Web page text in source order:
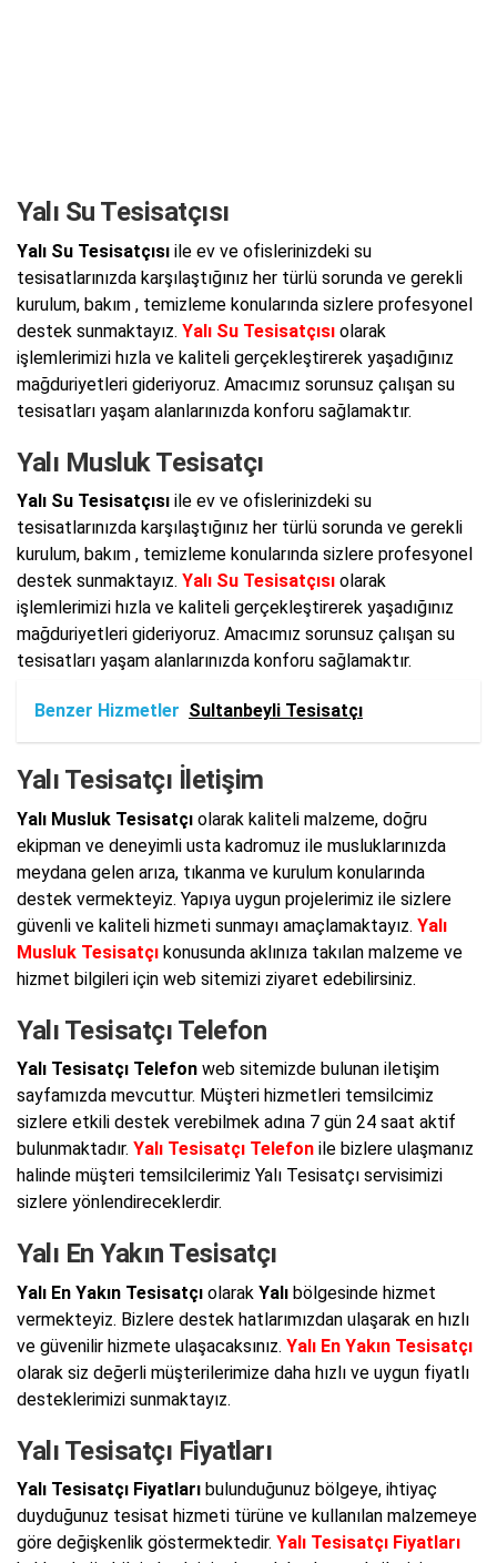
Yalı Su Tesisatçısı
Yalı Su Tesisatçısı ile ev ve ofislerinizdeki su
tesisatlarınızda karşılaştığınız her türlü sorunda ve gerekli
kurulum, bakım , temizleme konularında sizlere profesyonel
destek sunmaktayız. Yalı Su Tesisatçısı olarak
işlemlerimizi hızla ve kaliteli gerçekleştirerek yaşadığınız
mağduriyetleri gideriyoruz. Amacımız sorunsuz çalışan su
tesisatları yaşam alanlarınızda konforu sağlamaktır.
Yalı Musluk Tesisatçı
Yalı Su Tesisatçısı ile ev ve ofislerinizdeki su
tesisatlarınızda karşılaştığınız her türlü sorunda ve gerekli
kurulum, bakım , temizleme konularında sizlere profesyonel
destek sunmaktayız. Yalı Su Tesisatçısı olarak
işlemlerimizi hızla ve kaliteli gerçekleştirerek yaşadığınız
mağduriyetleri gideriyoruz. Amacımız sorunsuz çalışan su
tesisatları yaşam alanlarınızda konforu sağlamaktır.
Benzer Hizmetler Sultanbeyli Tesisatçı
Yalı Tesisatçı İletişim
Yalı Musluk Tesisatçı olarak kaliteli malzeme, doğru
ekipman ve deneyimli usta kadromuz ile musluklarınızda
meydana gelen arıza, tıkanma ve kurulum konularında
destek vermekteyiz. Yapıya uygun projelerimiz ile sizlere
güvenli ve kaliteli hizmeti sunmayı amaçlamaktayız. Yalı
Musluk Tesisatçı konusunda aklınıza takılan malzeme ve
hizmet bilgileri için web sitemizi ziyaret edebilirsiniz.
Yalı Tesisatçı Telefon
Yalı Tesisatçı Telefon web sitemizde bulunan iletişim
sayfamızda mevcuttur. Müşteri hizmetleri temsilcimiz
sizlere etkili destek verebilmek adına 7 gün 24 saat aktif
bulunmaktadır. Yalı Tesisatçı Telefon ile bizlere ulaşmanız
halinde müşteri temsilcilerimiz Yalı Tesisatçı servisimizi
sizlere yönlendireceklerdir.
Yalı En Yakın Tesisatçı
Yalı En Yakın Tesisatçı olarak Yalı bölgesinde hizmet
vermekteyiz. Bizlere destek hatlarımızdan ulaşarak en hızlı
ve güvenilir hizmete ulaşacaksınız. Yalı En Yakın Tesisatçı
olarak siz değerli müşterilerimize daha hızlı ve uygun fiyatlı
desteklerimizi sunmaktayız.
Yalı Tesisatçı Fiyatları
Yalı Tesisatçı Fiyatları bulunduğunuz bölgeye, ihtiyaç
duyduğunuz tesisat hizmeti türüne ve kullanılan malzemeye
göre değişkenlik göstermektedir. Yalı Tesisatçı Fiyatları